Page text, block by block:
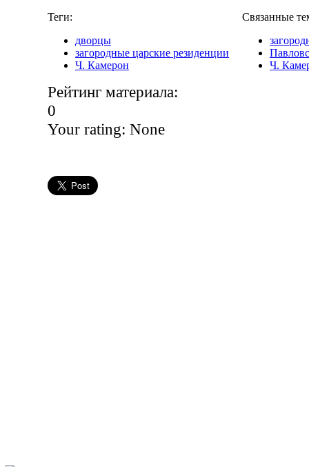
Теги:
дворцы
загородные царские резиденции
Ч. Камерон
Связанные
Ч.
Рейтинг материала:
0
Your rating: None